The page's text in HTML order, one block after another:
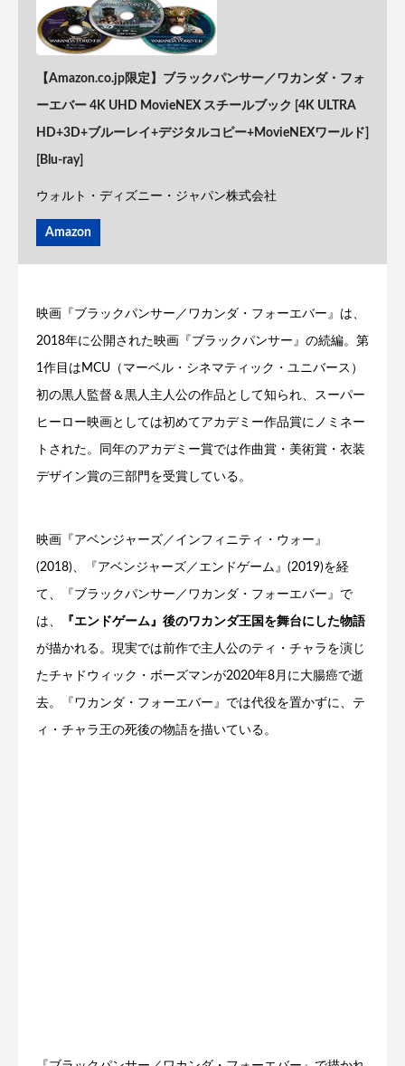
【Amazon.co.jp限定】ブラックパンサー／ワカンダ・フォ
ーエバー 4K UHD MovieNEX スチールブック [4K ULTRA
HD+3D+ブルーレイ+デジタルコピー+MovieNEXワールド]
[Blu-ray]
ウォルト・ディズニー・ジャパン株式会社
Amazon
映画『ブラックパンサー／ワカンダ・フォーエバー』は、
2018年に公開された映画『ブラックパンサー』の続編。第
1作目はMCU（マーベル・シネマティック・ユニバース）
初の黒人監督＆黒人主人公の作品として知られ、スーパー
ヒーロー映画としては初めてアカデミー作品賞にノミネー
トされた。同年のアカデミー賞では作曲賞・美術賞・衣装
デザイン賞の三部門を受賞している。
映画『アベンジャーズ／インフィニティ・ウォー』
(2018)、『アベンジャーズ／エンドゲーム』(2019)を経
て、『ブラックパンサー／ワカンダ・フォーエバー』で
は、 『エンドゲーム』後のワカンダ王国を舞台にした物語
が描かれる。現実では前作で主人公のティ・チャラを演じ
たチャドウィック・ボーズマンが2020年8月に大腸癌で逝
去。『ワカンダ・フォーエバー』では代役を置かずに、テ
ィ・チャラ王の死後の物語を描いている。